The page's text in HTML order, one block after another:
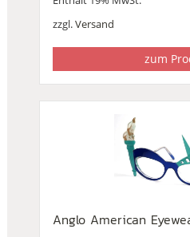
zzgl.Versand
zum
Anglo American